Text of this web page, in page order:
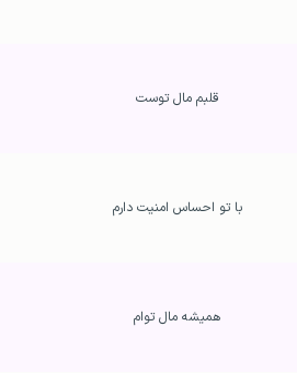
قلبم مال توست
با تو احساس امنیت دارم
همیشه مال توام